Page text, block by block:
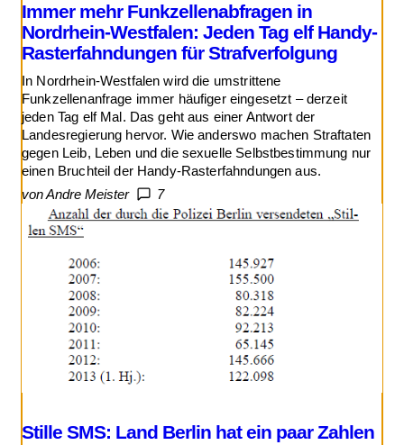
Immer mehr Funkzellenabfragen in
Nordrhein-Westfalen: Jeden Tag elf Handy-
Rasterfahndungen für Strafverfolgung
In Nordrhein-Westfalen wird die umstrittene
Funkzellenanfrage immer häufiger eingesetzt – derzeit
jeden Tag elf Mal. Das geht aus einer Antwort der
Landesregierung hervor. Wie anderswo machen Straftaten
gegen Leib, Leben und die sexuelle Selbstbestimmung nur
einen Bruchteil der Handy-Rasterfahndungen aus.
von Andre Meister
7
Stille SMS: Land Berlin hat ein paar Zahlen